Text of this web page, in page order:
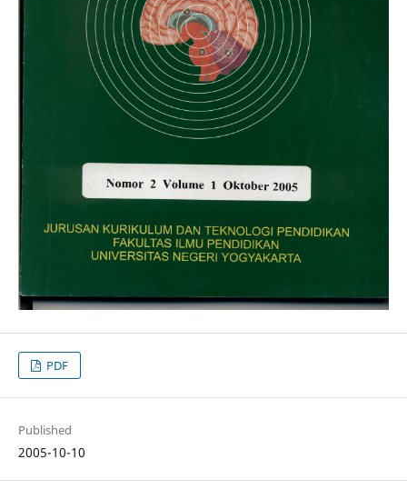
PDF
Published
2005-10-10